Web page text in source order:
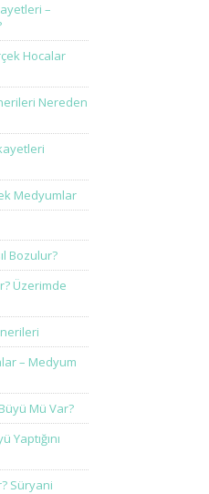
–
Hocalar
Nereden
Medyumlar
Bozulur?
Üzerimde
– Medyum
Mü Var?
Süryani